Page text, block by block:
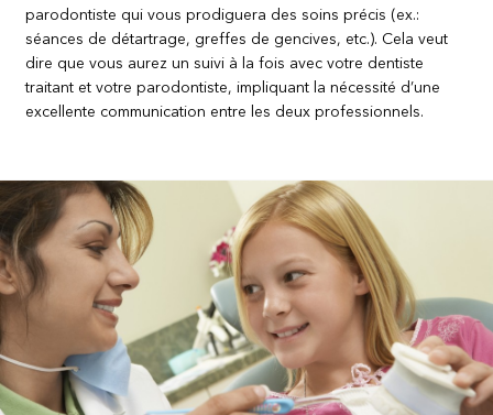
parodontiste qui vous prodiguera des soins précis (ex.:
séances de détartrage, greffes de gencives, etc.). Cela veut
dire que vous aurez un suivi à la fois avec votre dentiste
traitant et votre parodontiste, impliquant la nécessité d’une
excellente communication entre les deux professionnels.